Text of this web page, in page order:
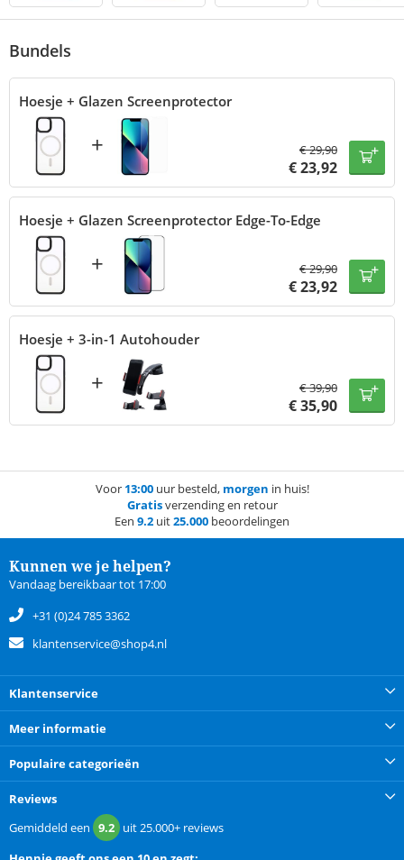
Bundels
Hoesje + Glazen Screenprotector
+ €29,90
€23,92
Hoesje + Glazen Screenprotector Edge-To-Edge
+ €29,90
€23,92
Hoesje + 3-in-1 Autohouder
+ €39,90
€35,90
Voor 13:00uur besteld, morgen in huis!
Gratisverzending en retour
Een 9.2 uit25.000 beoordelingen
Kunnen we je helpen?
Vandaag bereikbaar tot 17:00
+31 (0)24 785 3362
klantenservice@shop4.nl
Klantenservice
Meer informatie
Populaire categorieën
Reviews
Gemiddeld een 9.2 uit25.000+ reviews